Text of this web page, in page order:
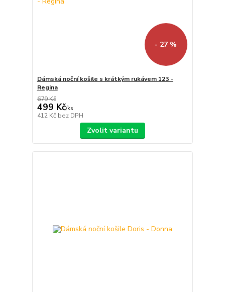
- 27 %
Dámská noční košile s krátkým rukávem 123 -
Regina
679 Kč
499 Kč/ks
412 Kč bez DPH
Zvolit variantu